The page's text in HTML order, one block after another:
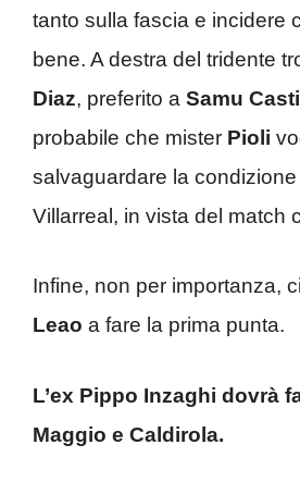
tanto sulla fascia e incidere
bene. A destra del tridente
Diaz, preferito a Samu
probabile che mister Pioli
salvaguardare la condizione
Villarreal, in vista del match
Infine, non per importanza,
Leao a fare la prima punta.
L’ex Pippo Inzaghi dovrà
Maggio e Caldirola.